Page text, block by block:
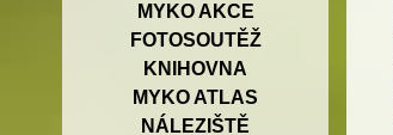
MYKO AKCE
FOTOSOUTĚŽ
KNIHOVNA
MYKO ATLAS
NÁLEZIŠTĚ